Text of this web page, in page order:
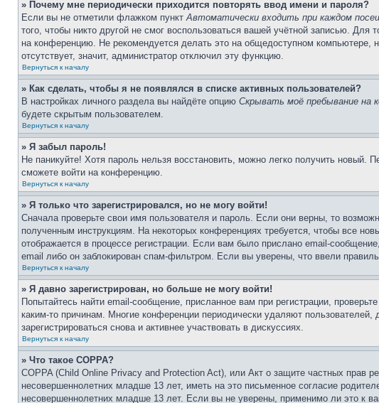
» Почему мне периодически приходится повторять ввод имени и пароля?
Если вы не отметили флажком пунктАвтоматически входить при каждом
того, чтобы никто другой не смог воспользоваться вашей учётной записью.
на конференцию. Не рекомендуется делать это на общедоступном компьютере,
отсутствует, значит, администратор отключил эту функцию.
Вернуться к началу
» Как сделать, чтобы я не появлялся в списке активных пользователей?
В настройках личного раздела вы найдёте опцию Скрывать моё пребывание на
будете скрытым пользователем.
Вернуться к началу
» Я забыл пароль!
Не паникуйте! Хотя пароль нельзя восстановить, можно легко получить
сможете войти на конференцию.
Вернуться к началу
» Я только что зарегистрировался, но не могу войти!
Сначала проверьте свои имя пользователя и пароль. Если они верны, то
полученным инструкциям. На некоторых конференциях требуется, чтобы все
отображается в процессе регистрации. Если вам было прислано email-
email либо он заблокирован спам-фильтром. Если вы уверены, что ввели
Вернуться к началу
» Я давно зарегистрирован, но больше не могу войти!
Попытайтесь найти email-сообщение, присланное вам при регистрации,
каким-то причинам. Многие конференции периодически удаляют
зарегистрироваться снова и активнее участвовать в дискуссиях.
Вернуться к началу
» Что такое COPPA?
COPPA (Child Online Privacy and Protection Act), или Акт о защите частных прав
несовершеннолетних младше 13 лет, иметь на это письменное согласие
несовершеннолетних младше 13 лет. Если вы не уверены, применимо ли это к